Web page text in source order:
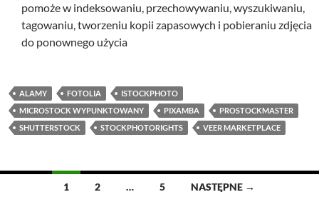
pomoże w indeksowaniu, przechowywaniu, wyszukiwaniu,
tagowaniu, tworzeniu kopii zapasowych i pobieraniu zdjęcia
do ponownego użycia
ALAMY FOTOLIA
ISTOCKPHOTO
MICROSTOCK WYPUNKTOWANY
PIXAMBA
PROSTOCKMASTER
SHUTTERSTOCK
STOCKPHOTORIGHTS VEER MARKETPLACE
Nawigacja
1 2 … 5 NASTĘPNE →